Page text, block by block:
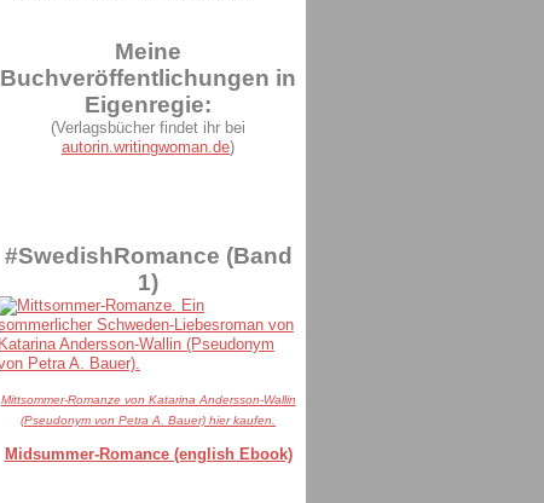
Meine
Buchveröffentlichungen in
Eigenregie:
(Verlagsbücher findet ihr bei
autorin.writingwoman.de)
#SwedishRomance (Band
1)
Mittsommer-Romanze von Katarina Andersson-Wallin
(Pseudonym von Petra A. Bauer) hier kaufen.
Midsummer-Romance (english Ebook)